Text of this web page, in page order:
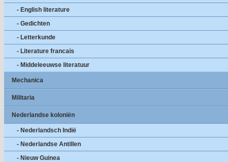
- English literature
- Gedichten
- Letterkunde
- Literature francais
- Middeleeuwse literatuur
Mechanica
Militaria
Nederlandse koloniën
- Nederlandsch Indië
- Nederlandse Antillen
- Nieuw Guinea